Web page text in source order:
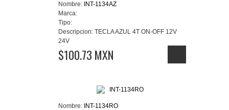
Nombre: INT-1134AZ
Marca:
Tipo:
Descripcion: TECLA AZUL 4T ON-OFF 12V
24V
$100.73 MXN
Nombre: INT-1134RO